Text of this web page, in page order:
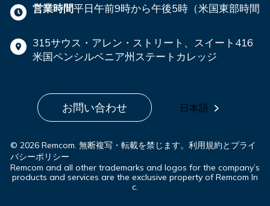
営業時間平日午前9時から午後5時（米国東部時間
315サウス・アレン・ストリート、スイート416
米国ペンシルベニア州ステートカレッジ
お問い合わせ 日本語
© 2026 Remcom. 無断複写・転載を禁じます。 利用規約とプライ
バシーポリシー
Remcom and all other trademarks and logos for the company’s
products and services are the exclusive property of Remcom In
c.